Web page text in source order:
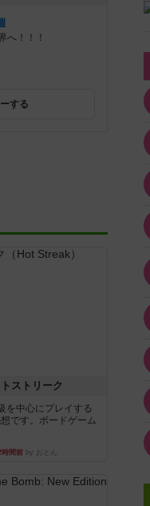
へ！！！
する
ストリーク
を中心にプレイする
です。ボードゲーム
時間前by おとん